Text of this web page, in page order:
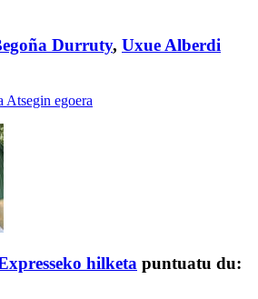
Durruty, Uxue Alberdi
Atsegin egoera
hilketa puntuatu du: